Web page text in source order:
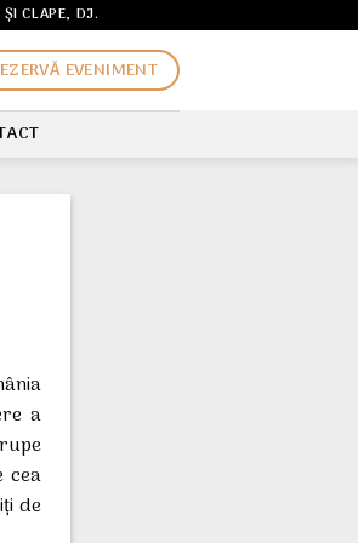
CLAPE, DJ.
EVENIMENT
a
cea
de